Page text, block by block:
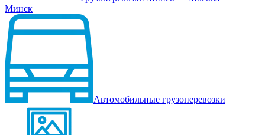
Минск
Автомобильные грузоперевозки